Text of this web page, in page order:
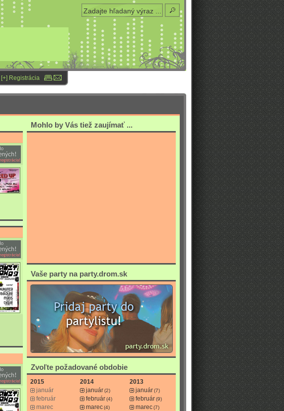
[+] Registrácia
Mohlo by Vás tiež zaujímať ...
Vaše party na party.drom.sk
Zvoľte požadované obdobie
2015
január
február
marec
2014
január(2)
február(4)
marec(4)
2013
január(7)
február(9)
marec(7)